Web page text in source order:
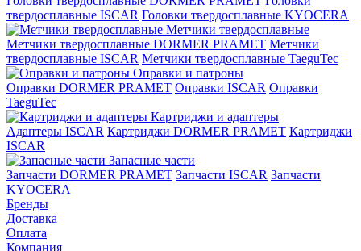
твердосплавные ISCAR Головки твердосплавные KYOCERA
Метчики твердосплавные
Метчики твердосплавные DORMER PRAMET Метчики
твердосплавные ISCAR Метчики твердосплавные TaeguTec
Оправки и патроны
Оправки DORMER PRAMET Оправки ISCAR Оправки
TaeguTec
Картриджи и адаптеры
Адаптеры ISCAR Картриджи DORMER PRAMET Картриджи
ISCAR
Запасные части
Запчасти DORMER PRAMET Запчасти ISCAR Запчасти
KYOCERA
Бренды
Доставка
Оплата
Компания